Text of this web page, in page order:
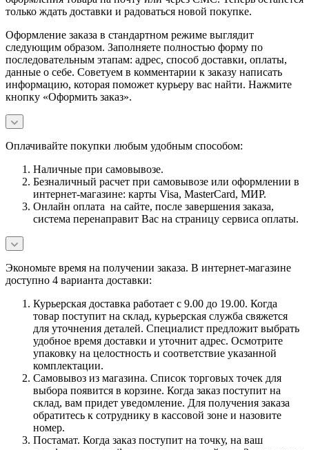
только ждать доставки и радоваться новой покупке.
Оформление заказа в стандартном режиме выглядит
следующим образом. Заполняете полностью форму по
последовательным этапам: адрес, способ доставки, оплаты,
данные о себе. Советуем в комментарии к заказу написать
информацию, которая поможет курьеру вас найти. Нажмите
кнопку «Оформить заказ».
Оплачивайте покупки любым удобным способом:
Наличные при самовывозе.
Безналичный расчет при самовывозе или оформлении в
интернет-магазине: карты Visa, MasterCard, МИР.
Онлайн оплата на сайте, после завершения заказа,
система перенаправит Вас на страницу сервиса оплаты.
Экономьте время на получении заказа. В интернет-магазине
доступно 4 варианта доставки:
Курьерская доставка работает с 9.00 до 19.00. Когда
товар поступит на склад, курьерская служба свяжется
для уточнения деталей. Специалист предложит выбрать
удобное время доставки и уточнит адрес. Осмотрите
упаковку на целостность и соответствие указанной
комплектации.
Самовывоз из магазина. Список торговых точек для
выбора появится в корзине. Когда заказ поступит на
склад, вам придет уведомление. Для получения заказа
обратитесь к сотруднику в кассовой зоне и назовите
номер.
Постамат. Когда заказ поступит на точку, на ваш